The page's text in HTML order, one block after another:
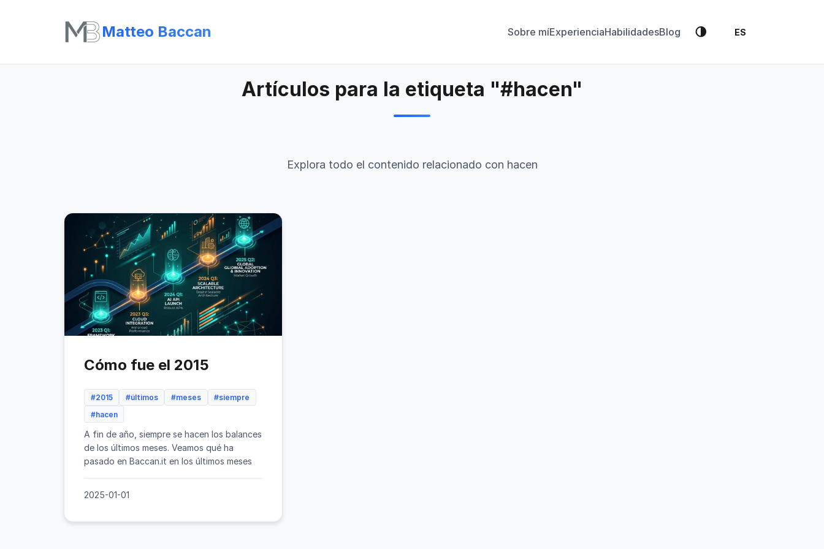
Matteo Baccan Sobre míExperienciaHabilidadesBlog 🌗 ES
Artículos para la etiqueta "#hacen"
Explora todo el contenido relacionado con hacen
Cómo fue el 2015
#2015 #últimos #meses
#siempre
#hacen
A fin de año, siempre se hacen los balances
de los últimos meses. Veamos qué ha
pasado en Baccan.it en los últimos meses
2025-01-01